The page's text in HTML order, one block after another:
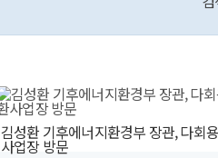
김성환 기후에너지환경부 장관, 다회
사업장 방문